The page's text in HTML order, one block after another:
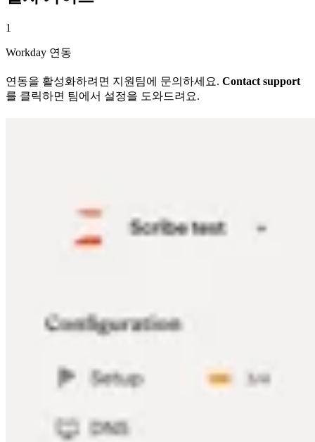
1
Workday 연동
연동을 활성화하려면 지원팀에 문의하세요. Contact support
를 클릭하면 팀에서 설정을 도와드려요.